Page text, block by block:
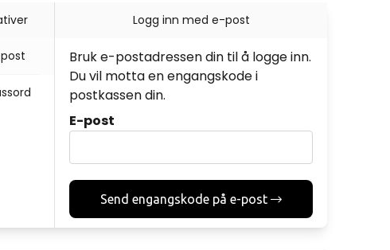
Logg inn med e-post
Bruk e-postadressen din til å logge inn.
Du vil motta en engangskode i
postkassen din.
E-post
Send engangskode på e-post